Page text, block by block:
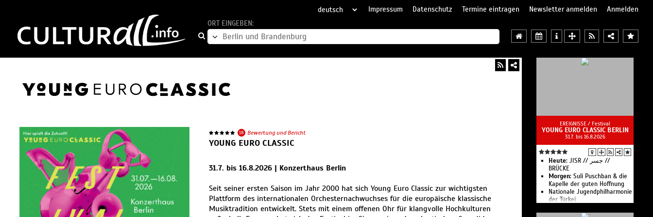
Impressum Datenschutz Termine eintragen Newsletter anmelden
Anmelden
ORT EINGEBEN:
18 Bewertung und Bericht
YOUNG EURO CLASSIC
31.7. bis 16.8.2026 | Konzerthaus Berlin
Seit seiner ersten Saison im Jahr 2000 hat sich Young Euro Classic zur wichtigsten
Plattform des internationalen Orchesternachwuchses für die europäische klassische
Musiktradition entwickelt. Stets mit einem offenen Ohr für klangvolle Hochkulturen
EREIGNISSE / Festival
YOUNG EURO CLASSIC BERLIN
31.7. bis 16.8.2026
Heute: JISR // جسر //
BRÜCKE
Morgen: Suli Pusch­ban & die
Ka­pelle der gu­ten Hoff­nung
Nationale Jugend­philharmonie
der Türkei
Musikstudio Blockbox